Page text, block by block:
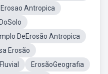
Erosao Antropica
DeErosão Antropica
Erosão
ErosãoGeografia